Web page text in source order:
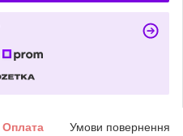
Оплата Умови повернення